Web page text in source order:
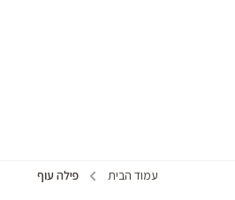
עמוד הבית פילה עוף